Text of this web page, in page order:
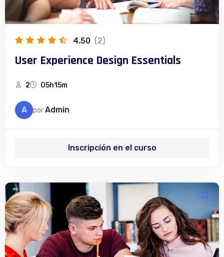
4.50 (2)
User Experience Design Essentials
2 05h15m
A porAdmin
Inscripción en el curso